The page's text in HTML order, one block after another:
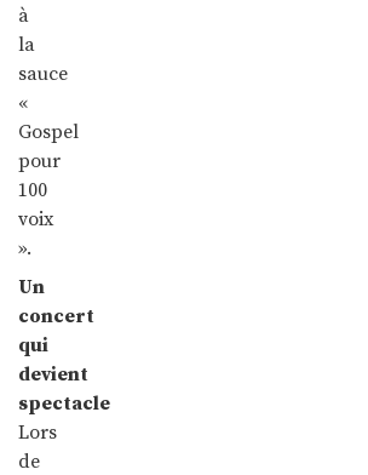
à
la
sauce
«
Gospel
pour
100
voix
».
Un
concert
qui
devient
spectacle
Lors
de